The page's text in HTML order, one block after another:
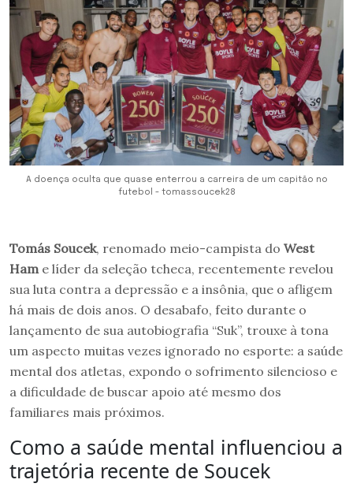
A doença oculta que quase enterrou a carreira de um capitão no
futebol - tomassoucek28
Tomás Soucek, renomado meio-campista do West
Ham e líder da seleção tcheca, recentemente revelou
sua luta contra a depressão e a insônia, que o afligem
há mais de dois anos. O desabafo, feito durante o
lançamento de sua autobiografia “Suk”, trouxe à tona
um aspecto muitas vezes ignorado no esporte: a saúde
mental dos atletas, expondo o sofrimento silencioso e
a dificuldade de buscar apoio até mesmo dos
familiares mais próximos.
Como a saúde mental influenciou a
trajetória recente de Soucek